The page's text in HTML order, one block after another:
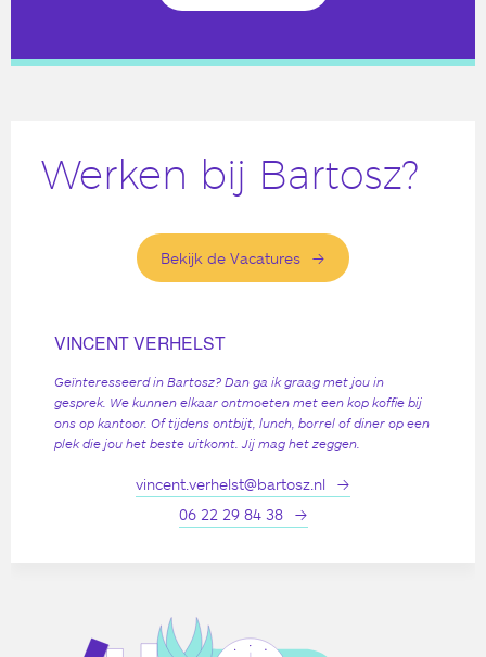
Werken bij Bartosz?
Bekijk de Vacatures
VINCENT VERHELST
Geïnteresseerd in Bartosz? Dan ga ik graag met jou in
gesprek. We kunnen elkaar ontmoeten met een kop koffie bij
ons op kantoor. Of tijdens ontbijt, lunch, borrel of diner op een
plek die jou het beste uitkomt. Jij mag het zeggen.
vincent.verhelst@bartosz.nl
06 22 29 84 38